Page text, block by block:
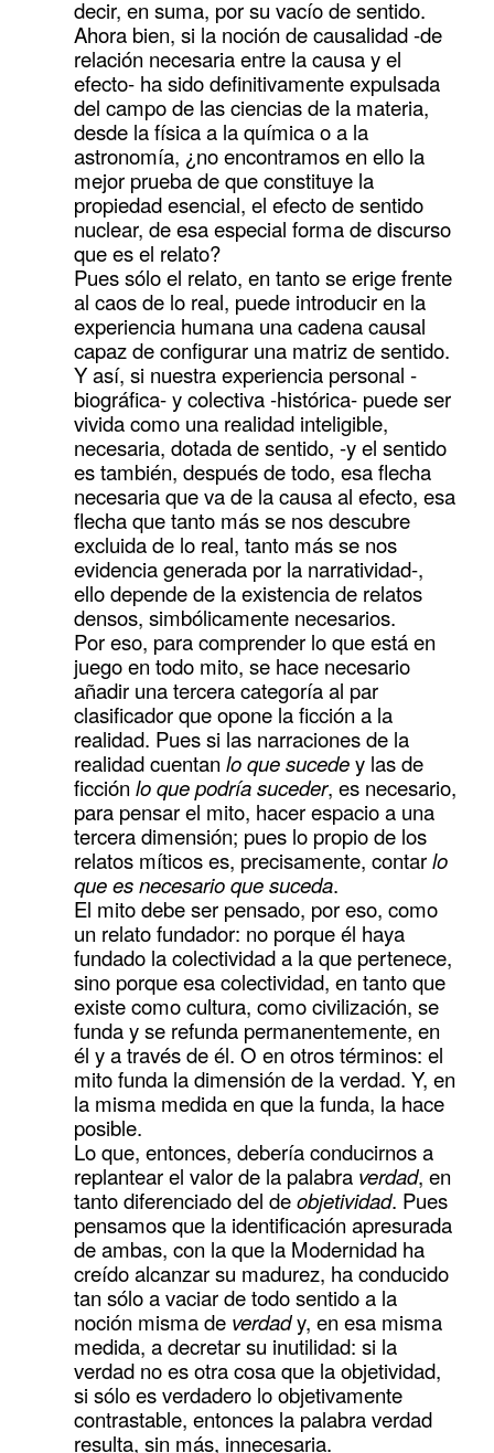
decir, en suma, por su vacío de sentido.
Ahora bien, si la noción de causalidad -de
relación necesaria entre la causa y el
efecto- ha sido definitivamente expulsada
del campo de las ciencias de la materia,
desde la física a la química o a la
astronomía, ¿no encontramos en ello la
mejor prueba de que constituye la
propiedad esencial, el efecto de sentido
nuclear, de esa especial forma de discurso
que es el relato?
Pues sólo el relato, en tanto se erige frente
al caos de lo real, puede introducir en la
experiencia humana una cadena causal
capaz de configurar una matriz de sentido.
Y así, si nuestra experiencia personal -
biográfica- y colectiva -histórica- puede ser
vivida como una realidad inteligible,
necesaria, dotada de sentido, -y el sentido
es también, después de todo, esa flecha
necesaria que va de la causa al efecto, esa
flecha que tanto más se nos descubre
excluida de lo real, tanto más se nos
evidencia generada por la narratividad-,
ello depende de la existencia de relatos
densos, simbólicamente necesarios.
Por eso, para comprender lo que está en
juego en todo mito, se hace necesario
añadir una tercera categoría al par
clasificador que opone la ficción a la
realidad. Pues si las narraciones de la
realidad cuentan lo que sucedey las de
ficción lo que podría suceder, es necesario,
para pensar el mito, hacer espacio a una
tercera dimensión; pues lo propio de los
relatos míticos es, precisamente, contarlo
que es necesario que suceda.
El mito debe ser pensado, por eso, como
un relato fundador: no porque él haya
fundado la colectividad a la que pertenece,
sino porque esa colectividad, en tanto que
existe como cultura, como civilización, se
funda y se refunda permanentemente, en
él y a través de él. O en otros términos: el
mito funda la dimensión de la verdad. Y, en
la misma medida en que la funda, la hace
posible.
Lo que, entonces, debería conducirnos a
replantear el valor de la palabra verdad, en
tanto diferenciado del deobjetividad. Pues
pensamos que la identificación apresurada
de ambas, con la que la Modernidad ha
creído alcanzar su madurez, ha conducido
tan sólo a vaciar de todo sentido a la
noción misma de verdady, en esa misma
medida, a decretar su inutilidad: si la
verdad no es otra cosa que la objetividad,
si sólo es verdadero lo objetivamente
contrastable, entonces la palabra verdad
resulta, sin más, innecesaria.